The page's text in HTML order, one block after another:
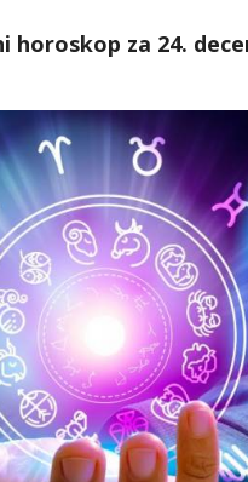
horoskop za 24.